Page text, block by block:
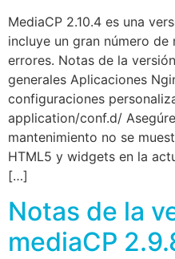
MediaCP 2.10.4 es una
incluye un gran número
errores. Notas de la
generales Aplicaciones
configuraciones
application/conf.d/
mantenimiento no se
HTML5 y widgets en la
[…]
Notas de la
mediaCP